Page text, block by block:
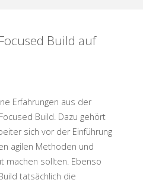
Build auf
Erfahrungen aus der
Build. Dazu gehört
sich vor der Einführung
agilen Methoden und
machen sollten. Ebenso
tatsächlich die